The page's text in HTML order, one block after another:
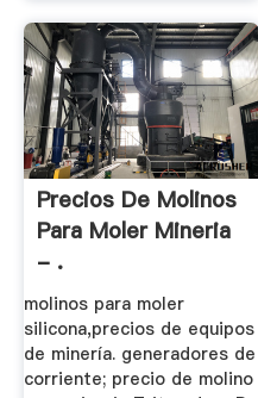
Precios De Molinos
Para Moler Mineria
- .
molinos para moler
silicona,precios de equipos
de minería. generadores de
corriente; precio de molino